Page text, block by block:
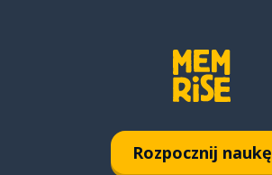
Rozpocznij naukę